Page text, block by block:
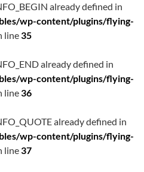
already defined in
wp-content/plugins/flying-
line35
already defined in
wp-content/plugins/flying-
line36
already defined in
wp-content/plugins/flying-
line37